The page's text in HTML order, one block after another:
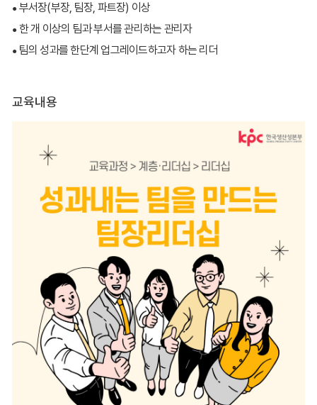
●부서장(부장, 팀장, 파트장) 이상
●한 개 이상의 팀과 부서를 관리하는 관리자
●팀의 성과를 한단계 업그레이드하고자 하는 리더
교육내용